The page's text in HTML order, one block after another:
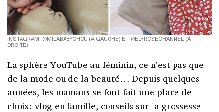
INSTAGRAM. @MILABABYCHOU (À GAUCHE) ET @ELYROSECHANNEL (À
DROITE)
La sphère YouTube au féminin, ce n’est pas que
de la mode ou de la beauté… Depuis quelques
années, les mamans se font fait une place de
choix: vlog en famille, conseils sur la grossesse